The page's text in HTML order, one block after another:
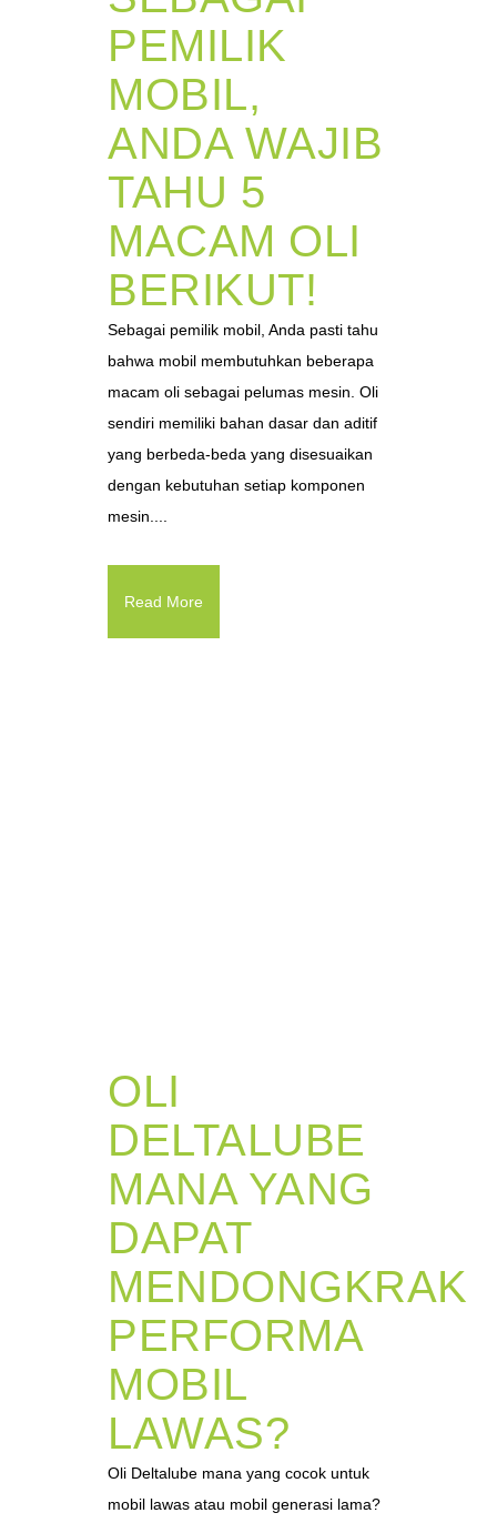
PEMILIK
MOBIL,
ANDA WAJIB
TAHU 5
MACAM OLI
BERIKUT!
Sebagai pemilik mobil, Anda pasti tahu
bahwa mobil membutuhkan beberapa
macam oli sebagai pelumas mesin. Oli
sendiri memiliki bahan dasar dan aditif
yang berbeda-beda yang disesuaikan
dengan kebutuhan setiap komponen
mesin....
Read More
OLI
DELTALUBE
MANA YANG
DAPAT
MENDONGKRAK
PERFORMA
MOBIL
LAWAS?
Oli Deltalube mana yang cocok untuk
mobil lawas atau mobil generasi lama?